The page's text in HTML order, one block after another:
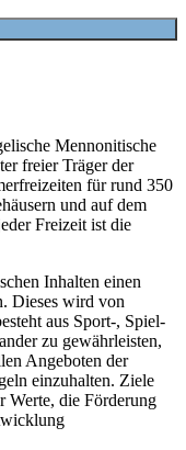
Mennonitische
freier Träger der
für rund 350
und auf dem
Freizeit ist die
Inhalten einen
Dieses wird von
aus Sport-, Spiel-
zu gewährleisten,
Angeboten der
einzuhalten. Ziele
Werte, die Förderung